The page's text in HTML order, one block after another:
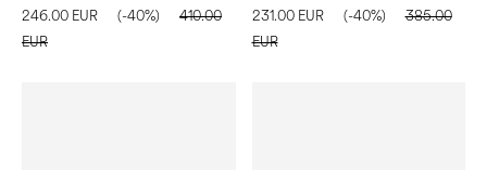
246.00 EUR (-40%)
410.00
EUR
231.00 EUR (-40%)
385.00
EUR